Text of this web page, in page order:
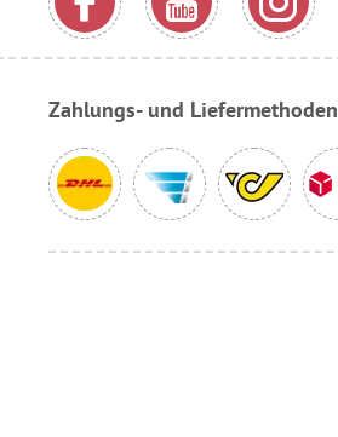
Zahlungs- und Liefermethoden